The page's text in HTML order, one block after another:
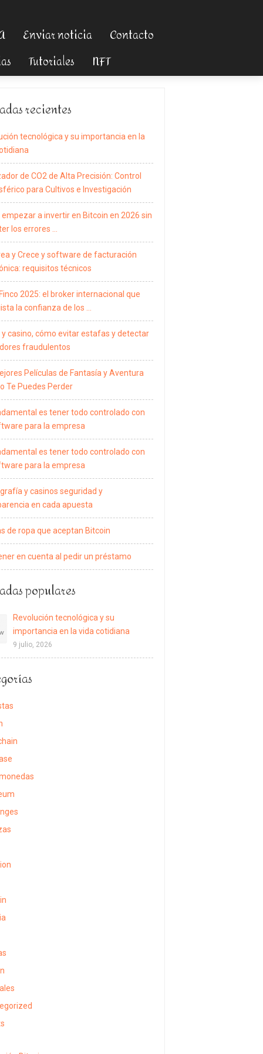
Enviar noticia
Contacto
Tutoriales NFT
recientes
tecnológica y su importancia en la
de CO2 de Alta Precisión: Control
para Cultivos e Investigación
empezar a invertir en Bitcoin en 2026 sin
los errores …
y Crece y software de facturación
requisitos técnicos
Finco 2025: el broker internacional que
la confianza de los …
y casino, cómo evitar estafas y detectar
fraudulentos
Películas de Fantasía y Aventura
Te Puedes Perder
es tener todo controlado con
para la empresa
es tener todo controlado con
para la empresa
y casinos seguridad y
en cada apuesta
de ropa que aceptan Bitcoin
en cuenta al pedir un préstamo
populares
Revolución tecnológica y su
importancia en la vida cotidiana
9 julio, 2026